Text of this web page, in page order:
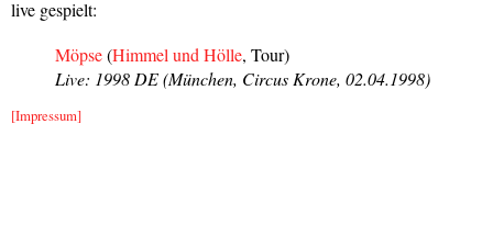
live gespielt:
Möpse(Himmel und Hölle, Tour)
Live: 1998 DE (München, Circus Krone, 02.04.1998)
[Impressum]